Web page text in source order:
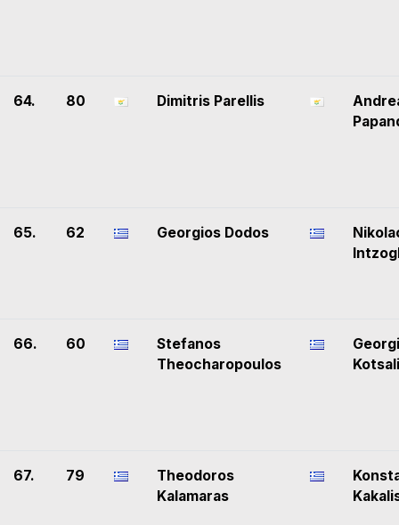
64. 80 Dimitris Parellis
65. 62 Georgios Dodos
66. 60
Stefanos
Theocharopoulos
67. 79
Theodoros
Kalamaras